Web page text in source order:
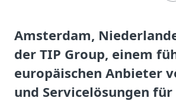
Amsterdam,
der TIP Group, einem
europäischen Anbieter
und Servicelösungen für